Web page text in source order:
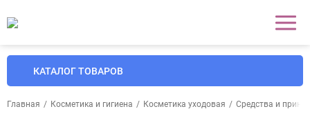
КАТАЛОГ ТОВАРОВ
Главная / Косметика и гигиена / Косметика уходовая / Средства и